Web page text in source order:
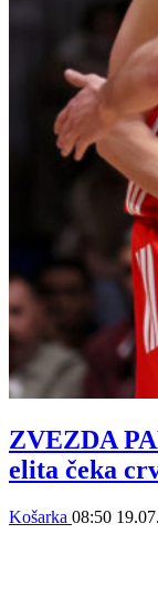
ZVEZDA
elita čeka
Košarka 08:50